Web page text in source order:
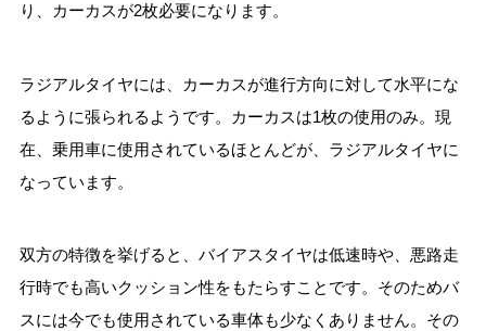
り、カーカスが2枚必要になります。
ラジアルタイヤには、カーカスが進行方向に対して水平にな
るように張られるようです。カーカスは1枚の使用のみ。現
在、乗用車に使用されているほとんどが、ラジアルタイヤに
なっています。
双方の特徴を挙げると、バイアスタイヤは低速時や、悪路走
行時でも高いクッション性をもたらすことです。そのためバ
スには今でも使用されている車体も少なくありません。その